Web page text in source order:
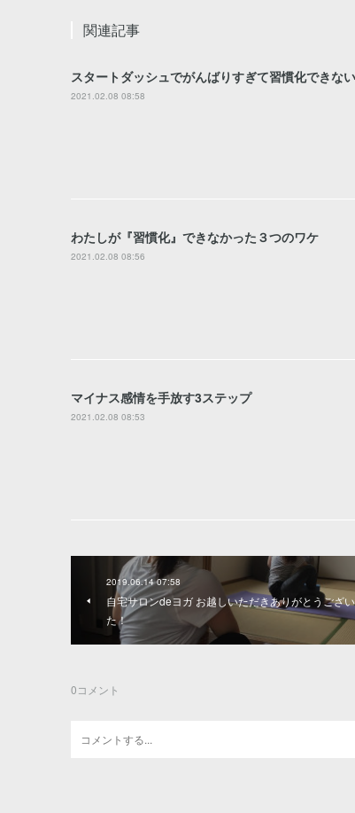
関連記事
スタートダッシュでがんばりすぎて習慣化できな
2021.02.08 08:58
わたしが『習慣化』できなかった３つのワケ
2021.02.08 08:56
マイナス感情を手放す3ステップ
2021.02.08 08:53
2019.06.14 07:58
自宅サロンdeヨガ お越しいただきありがとうござ
た！
0コメント